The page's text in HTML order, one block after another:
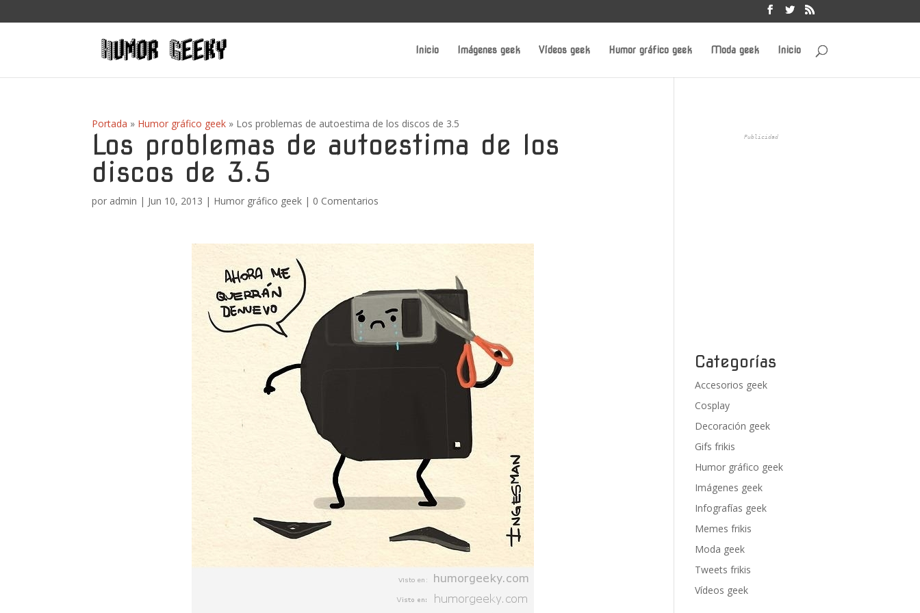
Inicio Imágenes geek Vídeos geek Humor gráfico geek Moda geek Inicio
Portada » Humor gráfico geek » Los problemas de autoestima de los discos de 3.5
Los problemas de autoestima de los
discos de 3.5
por admin | Jun 10, 2013 | Humor gráfico geek | 0 Comentarios
Publicidad
Categorías
Accesorios geek
Cosplay
Decoración geek
Gifs frikis
Humor gráfico geek
Imágenes geek
Infografías geek
Memes frikis
Moda geek
Tweets frikis
Vídeos geek